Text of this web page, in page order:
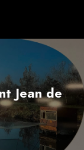
Jean de